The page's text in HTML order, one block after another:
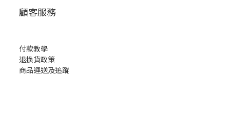
顧客服務
付款教學
退換貨政策
商品運送及追蹤